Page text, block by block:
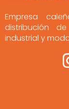
Empresa
distribución
industrial y